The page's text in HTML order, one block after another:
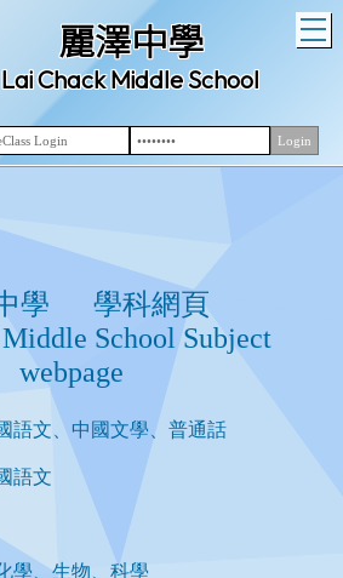
麗澤中學
Lai Chack Middle School